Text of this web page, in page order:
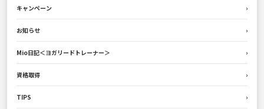
キャンペーン ›
お知らせ ›
Mio日記＜ヨガリードトレーナー＞ ›
資格取得 ›
TIPS ›